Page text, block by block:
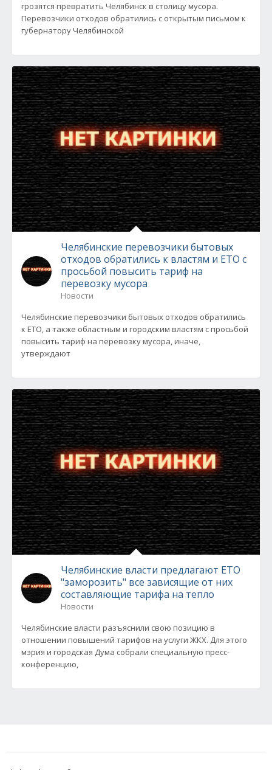
грозятся превратить Челябинск в столицу мусора.
Перевозчики отходов обратились с открытым письмом к
губернатору Челябинской
Челябинские перевозчики бытовых
отходов обратились к властям и ЕТО с
просьбой повысить тариф на
перевозку мусора
Новости
Челябинские перевозчики бытовых отходов обратились
к ЕТО, а также областным и городским властям с просьбой
повысить тариф на перевозку мусора, иначе,
утверждают
Челябинские власти предлагают ЕТО
"заморозить" все зависящие от них
составляющие тарифа на тепло
Новости
Челябинские власти разъяснили свою позицию в
отношении повышений тарифов на услуги ЖКХ. Для этого
мэрия и городская Дума собрали специальную пресс-
конференцию,